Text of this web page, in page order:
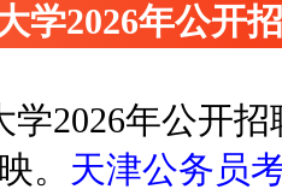
学2026年公开
学2026年公开
。 天津公务员